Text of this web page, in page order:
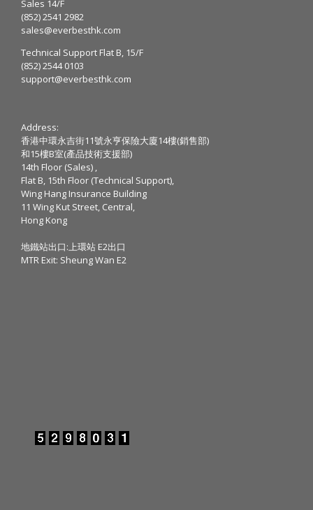
Sales 14/F
(852) 2541 2982
sales@everbesthk.com
Technical Support Flat B, 15/F
(852) 2544 0103
support@everbesthk.com
Address:
香港中環永吉街11號永亨保險大廈14樓(銷售部)
和15樓B室(產品技術支援部)
14th Floor (Sales) ,
Flat B, 15th Floor (Technical Support),
Wing Hang Insurance Building
11 Wing Kut Street, Central,
Hong Kong
地鐵站出口:上環站 E2出口
MTR Exit: Sheung Wan E2